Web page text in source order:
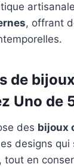
, offrant
de
Uno de
des bijoux
designs qui
tout en